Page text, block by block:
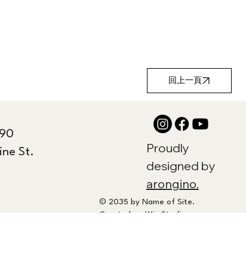
回上一頁
St.
Proudly
designed by
arongino.
© 2035 by Name of Site.
Created on Wix Studio.